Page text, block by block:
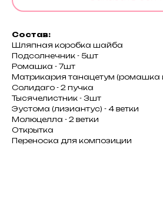
Состав:
Шляпная коробка шайба
Подсолнечник - 5шт
Ромашка - 7шт
Матрикария танацетум (ромашка
Солидаго - 2 пучка
Тысячелистник - 3шт
Эустома (лизиантус) - 4 ветки
Молюцелла - 2 ветки
Открытка
Переноска для композиции